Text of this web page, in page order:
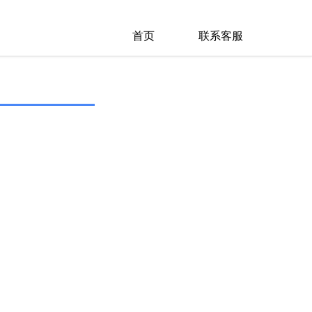
首页 联系客服